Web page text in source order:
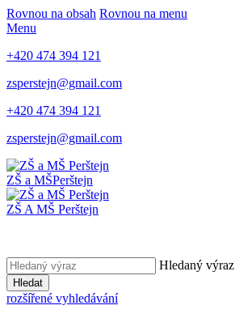
Rovnou na obsah Rovnou na menu
Menu
+420 474 394 121
zsperstejn@gmail.com
+420 474 394 121
zsperstejn@gmail.com
ZŠ a MŠPerštejn
ZŠ A MŠ Perštejn
Hledaný výraz
Hledat
rozšířené vyhledávání